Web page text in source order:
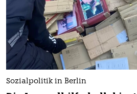
Sozialpolitik in Berlin